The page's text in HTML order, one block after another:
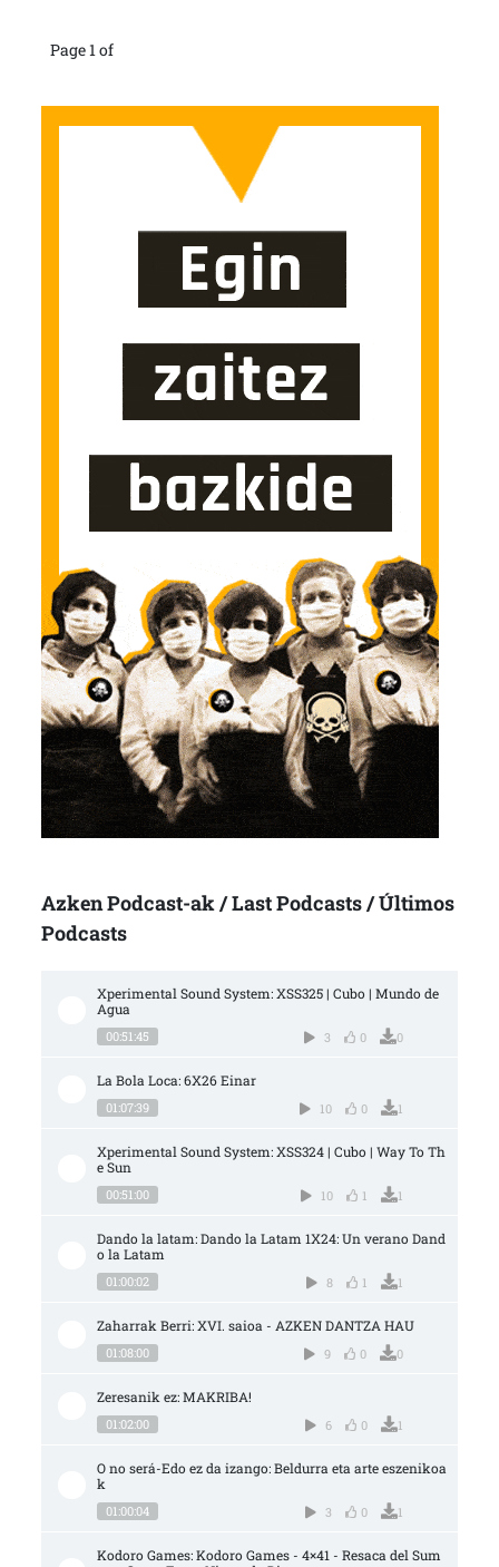
Page 1 of
Azken Podcast-ak / Last Podcasts / Últimos
Podcasts
Xperimental Sound System: XSS325 | Cubo | Mundo de
Agua
00:51:45 3 0 0
La Bola Loca: 6X26 Einar
01:07:39 10 0 1
Xperimental Sound System: XSS324 | Cubo | Way To Th
e Sun
00:51:00 10 1 1
Dando la latam: Dando la Latam 1X24: Un verano Dand
o la Latam
01:00:02 8 1 1
Zaharrak Berri: XVI. saioa - AZKEN DANTZA HAU
01:08:00 9 0 0
Zeresanik ez: MAKRIBA!
01:02:00 6 0 1
O no será-Edo ez da izango: Beldurra eta arte eszenikoa
k
01:00:04 3 0 1
Kodoro Games: Kodoro Games - 4×41 - Resaca del Sum